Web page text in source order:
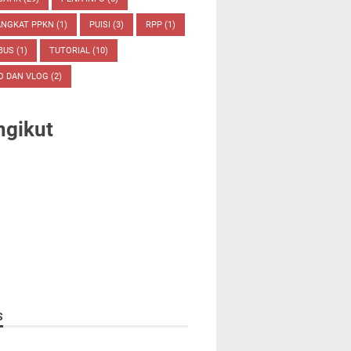
PPKN (1) PUISI (3) RPP (1)
(1) TUTORIAL (10)
DAN VLOG (2)